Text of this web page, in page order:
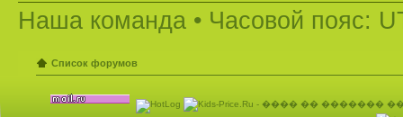
Наша команда • Часовой пояс:
Список форумов